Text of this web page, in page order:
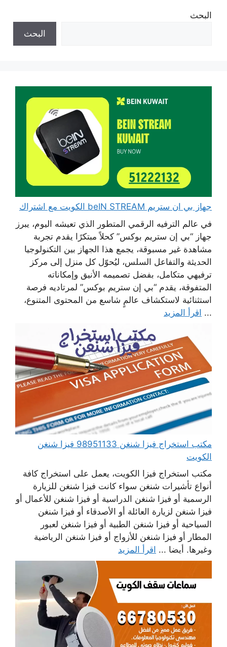
البحث
البحث
جهاز بي ان ستريم beIN STREAM الكويت مع اشتراك
في عالم الترفيه الرقمي المتطور الذي تعيشه اليوم، يبرز
جهاز “بي إن ستريم بوكس” كحلاً مبتكرًا يقدم تجربة
مشاهدة غير مسبوقة، يجمع هذا الجهاز بين التكنولوجيا
الحديثة والتفاعل السلس، ليُحوّل كل منزل إلى مركز
ترفيهي متكامل، بفضل تصميمه الأنيق وإمكاناته
المتفوقة، يقدم “بي إن ستريم بوكس” لمرتاديه فرصة
استثنائية لاستكشاف عالمٍ شاسع من المحتوى المتنوع،
... اقرأ المزيد
مكتب استخراج فيزا شنغن 98951133 فيزا شنغن
الكويت
مكتب استخراج فيزا الكويت، يعمل على استخراج كافة
أنواع تأشيرات شنغن سواء كانت فيزا شنغن للزيارة
الرسمية أو فيزا شنغن الدراسية أو فيزا شنغن للأعمال أو
فيزا شنغن لزيارة العائلة أو الأصدقاء أو فيزا شنغن
السياحية أو فيزا شنغن الطبية أو فيزا شنغن لعبور
المطار أو فيزا شنغن للأزواج أو فيزا شنغن الرياضية
وغيرها. أيضا ... اقرأ المزيد